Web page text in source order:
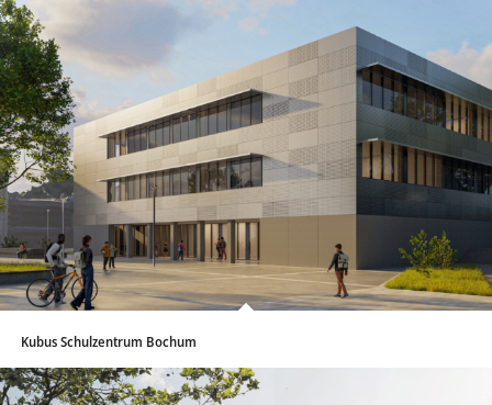
Kubus Schulzentrum Bochum